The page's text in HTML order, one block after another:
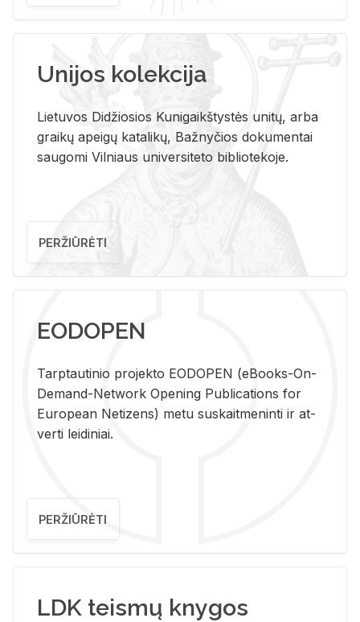
Unijos kolekcija
Lietuvos Didžiosios Kunigaikštystės unitų, arba
graikų apeigų katalikų, Bažnyčios dokumentai
saugomi Vilniaus universiteto bibliotekoje.
PERŽIŪRĖTI
EODOPEN
Tarp­tau­ti­nio pro­jek­to EO­DO­PEN (eBo­oks-On-
De­mand-Ne­twork Ope­ning Pub­li­ca­tions for
Eu­ro­pe­an Ne­ti­zens) metu su­skait­me­nin­ti ir at­
ver­ti lei­di­niai.
PERŽIŪRĖTI
LDK teismų knygos